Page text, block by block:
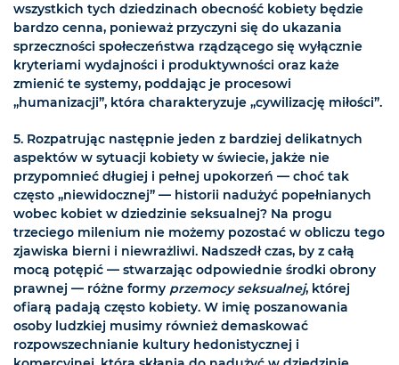
wszystkich tych dziedzinach obecność kobiety będzie
bardzo cenna, ponieważ przyczyni się do ukazania
sprzeczności społeczeństwa rządzącego się wyłącznie
kryteriami wydajności i produktywności oraz każe
zmienić te systemy, poddając je procesowi
„humanizacji”, która charakteryzuje „cywilizację miłości”.
5. Rozpatrując następnie jeden z bardziej delikatnych
aspektów w sytuacji kobiety w świecie, jakże nie
przypomnieć długiej i pełnej upokorzeń — choć tak
często „niewidocznej” — historii nadużyć popełnianych
wobec kobiet w dziedzinie seksualnej? Na progu
trzeciego milenium nie możemy pozostać w obliczu tego
zjawiska bierni i niewrażliwi. Nadszedł czas, by z całą
mocą potępić — stwarzając odpowiednie środki obrony
prawnej — różne formy przemocy seksualnej, której
ofiarą padają często kobiety. W imię poszanowania
osoby ludzkiej musimy również demaskować
rozpowszechnianie kultury hedonistycznej i